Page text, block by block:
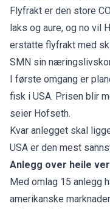
Flyfrakt er den store
laks og aure, og no vil
erstatte flyfrakt med
SMN sin
I første omgang er
fisk i USA. Prisen blir
seier Hofseth.
Kvar anlegget skal
USA er den mest
Anlegg over heile
Med omlag 15 anlegg
amerikanske